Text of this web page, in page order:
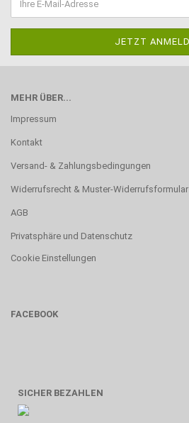
MEHR ÜBER...
Impressum
Kontakt
Versand- & Zahlungsbedingungen
Widerrufsrecht & Muster-Widerrufsformular
AGB
Privatsphäre und Datenschutz
Cookie Einstellungen
FACEBOOK
SICHER BEZAHLEN